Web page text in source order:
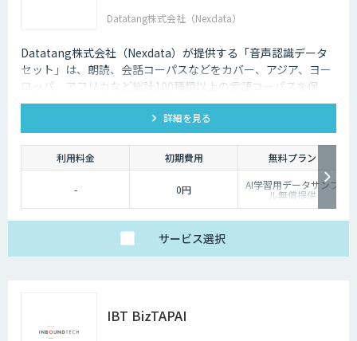
Datatang株式会社（Nexdata）
Datatang株式会社（Nexdata）が提供する「音声認識データ
セット」は、朗読、会話コーパスなどをカバー、アジア、ヨー
ロッパ、アフリカなど総計100種類以上の言語コーパスを保
有、様々な音声認識・合成タスクに対応可能です。
詳細を見る
利用料金 初期費用 無料プラン
- 0円 AI学習用データサンプ
ル無償提供
サービス選択
IBT BizTAPAI